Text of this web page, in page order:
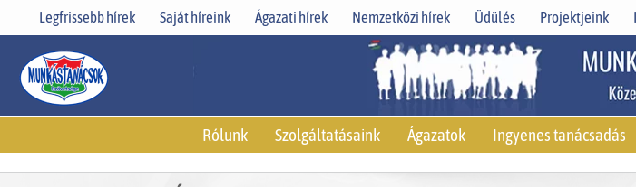
Legfrissebb hírek Saját híreink Ágazati hírek Nemzetközi hírek Üdülés Projektjeink
Rólunk Szolgáltatásaink Ágazatok Ingyenes tanácsadás